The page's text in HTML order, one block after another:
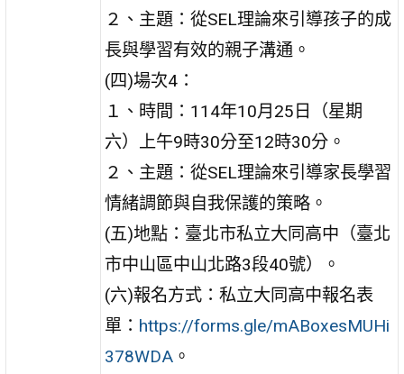
２、主題：從SEL理論來引導孩子的成
長與學習有效的親子溝通。
(四)場次4：
１、時間：114年10月25日（星期
六）上午9時30分至12時30分。
２、主題：從SEL理論來引導家長學習
情緒調節與自我保護的策略。
(五)地點：臺北市私立大同高中（臺北
市中山區中山北路3段40號）。
(六)報名方式：私立大同高中報名表
單： https://forms.gle/mABoxesMUHi
378WDA 。